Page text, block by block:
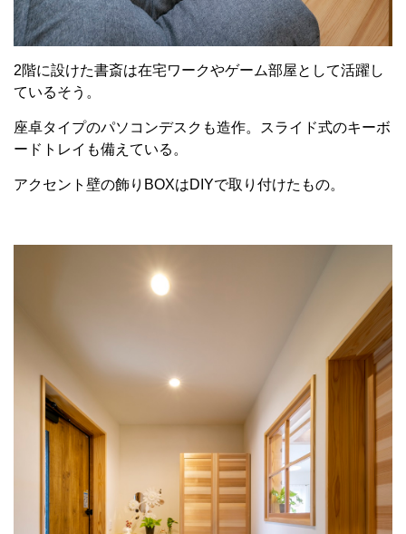
2階に設けた書斎は在宅ワークやゲーム部屋として活躍し
ているそう。
座卓タイプのパソコンデスクも造作。スライド式のキーボ
ードトレイも備えている。
アクセント壁の飾りBOXはDIYで取り付けたもの。